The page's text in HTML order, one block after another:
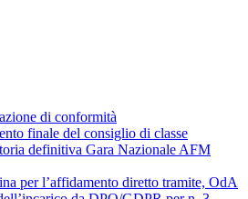
di conformità
finale del consiglio di classe
definitiva Gara Nazionale AFM
per l’affidamento diretto tramite, OdA